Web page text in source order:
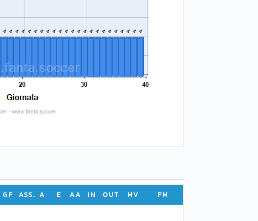
GF ASS. A E AA IN OUT MV FM